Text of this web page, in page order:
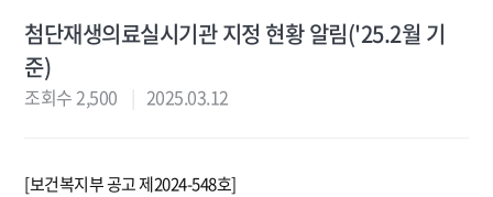
첨단재생의료실시기관 지정 현황 알림('25.2월 기
준)
조회수 2,500 2025.03.12
[보건복지부 공고 제2024-548호]